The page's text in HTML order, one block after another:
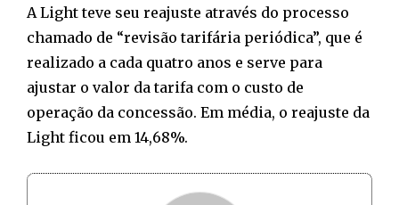
A Light teve seu reajuste através do processo
chamado de “revisão tarifária periódica”, que é
realizado a cada quatro anos e serve para
ajustar o valor da tarifa com o custo de
operação da concessão. Em média, o reajuste da
Light ficou em 14,68%.